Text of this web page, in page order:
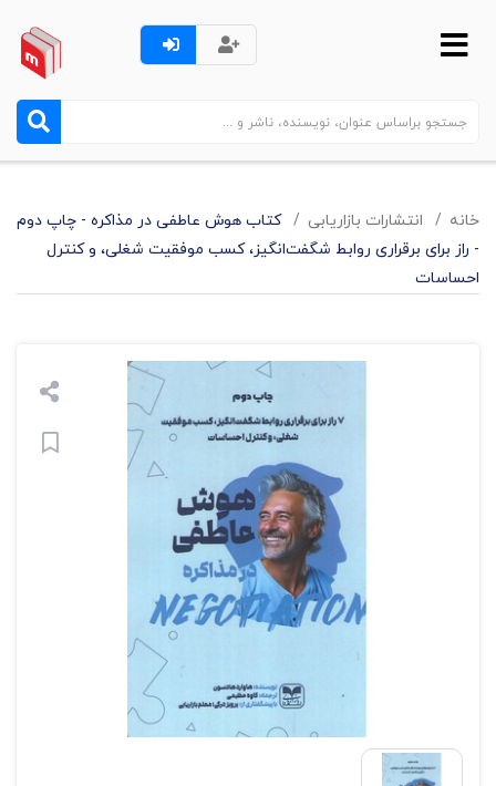
خانه انتشارات بازاریابی
کتاب هوش عاطفی در مذاکره - چاپ دوم
- راز برای برقراری روابط شگفت‌انگیز، کسب موفقیت شغلی، و کنترل
احساسات